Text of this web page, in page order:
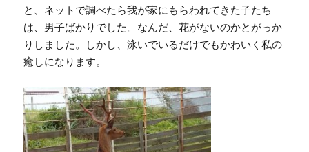
と、ネットで調べたら我が家にもらわれてきた子たち
は、男子ばかりでした。なんだ、花がないのかとがっか
りしました。しかし、泳いでいるだけでもかわいく私の
癒しになります。